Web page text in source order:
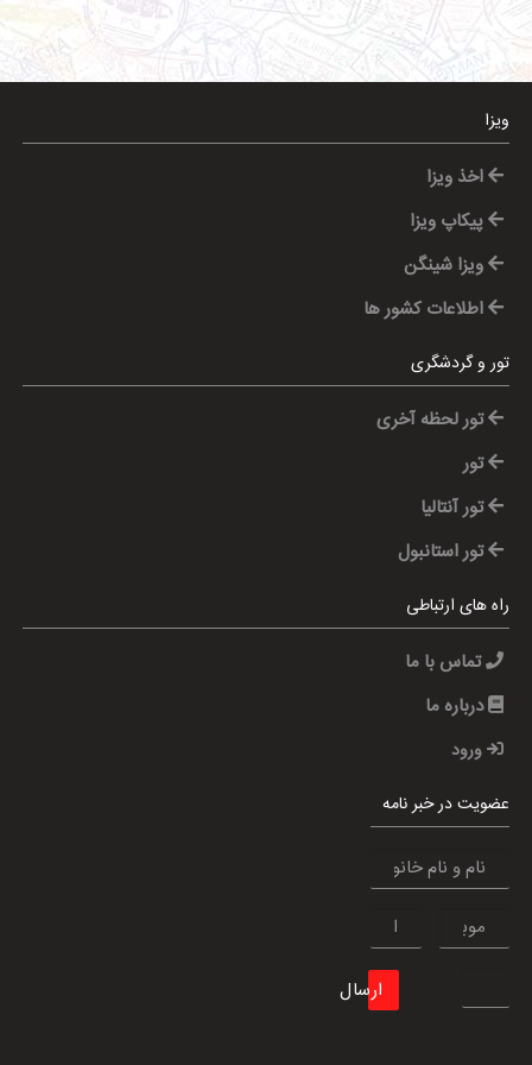
ویزا
اخذ ویزا
پیکاپ ویزا
ویزا شینگن
اطلاعات کشور ها
تور و گردشگری
تور لحظه آخری
تور
تور آنتالیا
تور استانبول
راه های ارتباطی
تماس با ما
درباره ما
ورود
عضویت در خبر نامه
ارسال